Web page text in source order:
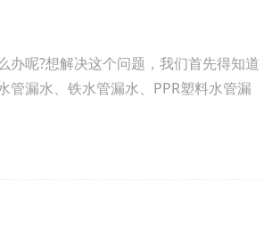
呢?想解决这个问题，我们首先得知道
漏水、铁水管漏水、PPR塑料水管漏